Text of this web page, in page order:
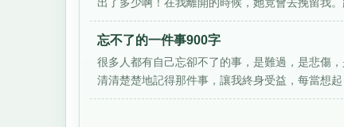
忘不了的一件事900字
很多人都有自己忘卻不了的事，是難過，是悲傷
清清楚楚地記得那件事，讓我終身受益，每當想起